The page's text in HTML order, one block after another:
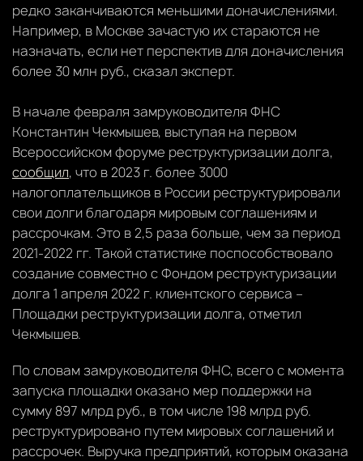
редко заканчиваются меньшими доначислениями.
Например, в Москве зачастую их стараются не
назначать, если нет перспектив для доначисления
более 30 млн руб., сказал эксперт.
В начале февраля замруководителя ФНС
Константин Чекмышев, выступая на первом
Всероссийском форуме реструктуризации долга,
сообщил, что в 2023 г. более 3000
налогоплательщиков в России реструктурировали
свои долги благодаря мировым соглашениям и
рассрочкам. Это в 2,5 раза больше, чем за период
2021-2022 гг. Такой статистике поспособствовало
создание совместно с Фондом реструктуризации
долга 1 апреля 2022 г. клиентского сервиса –
Площадки реструктуризации долга, отметил
Чекмышев.
По словам замруководителя ФНС, всего с момента
запуска площадки оказано мер поддержки на
сумму 897 млрд руб., в том числе 198 млрд руб.
реструктурировано путем мировых соглашений и
рассрочек. Выручка предприятий, которым оказана